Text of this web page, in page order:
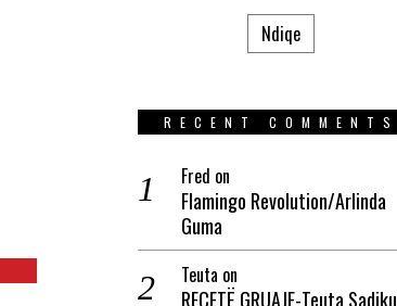
Ndiqe
RECENT COMMENTS
Fred on
Flamingo Revolution/Arlinda
Guma
Teuta on
RECETË GRUAJE-Teuta Sadiku